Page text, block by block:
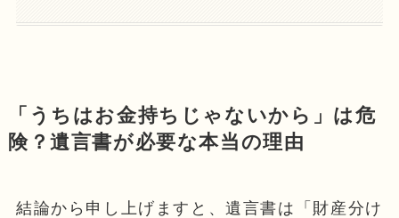
「うちはお金持ちじゃないから」は危
険？遺言書が必要な本当の理由
結論から申し上げますと、遺言書は「財産分け